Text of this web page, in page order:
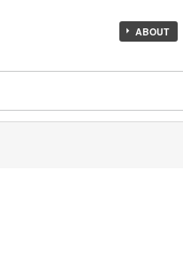
ABOUT